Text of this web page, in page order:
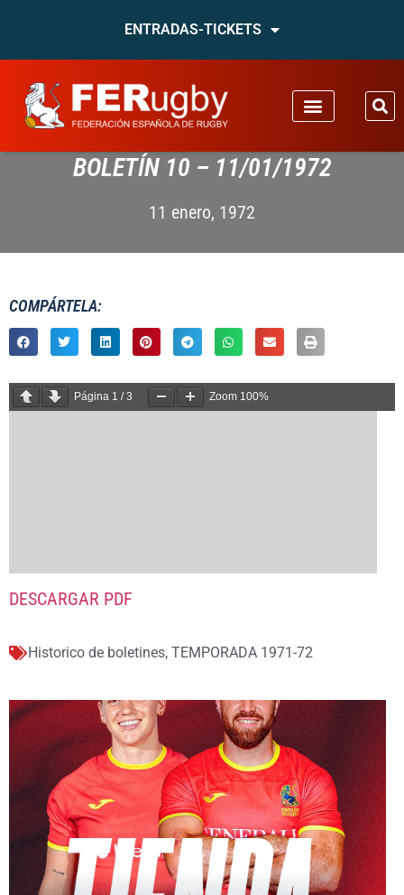
ENTRADAS-TICKETS
BOLETÍN 10 – 11/01/1972
11 enero, 1972
COMPÁRTELA:
Página 1 /3 Zoom 100%
DESCARGAR PDF
Historico de boletines, TEMPORADA 1971-72